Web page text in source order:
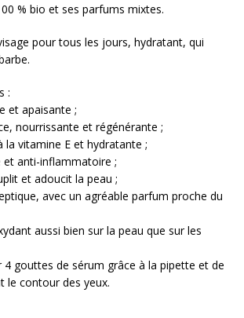
% bio et ses parfums mixtes.
pour tous les jours, hydratant, qui
:
et apaisante ;
nourrissante et régénérante ;
la vitamine E et hydratante ;
et anti-inflammatoire ;
et adoucit la peau ;
avec un agréable parfum proche du
aussi bien sur la peau que sur les
gouttes de sérum grâce à la pipette et de
le contour des yeux.